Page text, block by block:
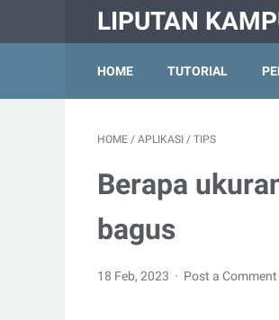
LIPUTAN
HOME TUTORIAL
HOME / APLIKASI / TIPS
Berapa
bagus
18 Feb, 2023 Post a Comment